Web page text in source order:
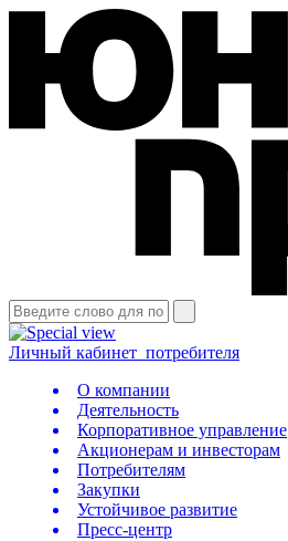
Личный кабинет потребителя
О компании
Деятельность
Корпоративное управление
Акционерам и инвесторам
Потребителям
Закупки
Устойчивое развитие
Пресс-центр